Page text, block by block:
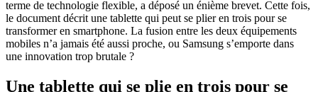
terme de technologie flexible, a déposé un énième brevet. Cette fois,
le document décrit une tablette qui peut se plier en trois pour se
transformer en smartphone. La fusion entre les deux équipements
mobiles n’a jamais été aussi proche, ou Samsung s’emporte dans
une innovation trop brutale ?
Une tablette qui se plie en trois pour se